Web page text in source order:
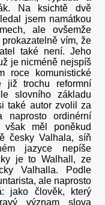
Na ksichtě dvě
jsem namátkou
ale ovšemže
vím, že
také není. Jeho
je nicméně nejspíš
roce komunistické
již trochu reformní
slovního základu
také autor zvolil za
naprosto ordinérní
měl poněkud
česky Valhala, síň
jazyce nepíše
je to Walhall, ze
Valhalla. Podle
ale naprosto
jako člověk, který
význam slova